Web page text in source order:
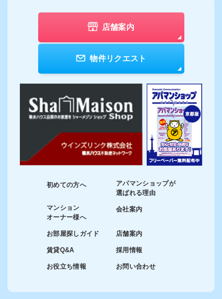
店舗案内
物件リクエスト
初めての方へ
マンション
オーナー様へ
お部屋探しガイド
賃貸Q&A
お役立ち情報
アパマンショップが
選ばれる理由
会社案内
店舗案内
採用情報
お問い合わせ